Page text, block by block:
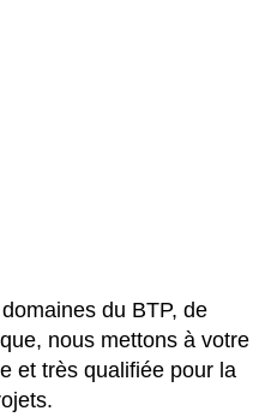
du BTP, de
nous mettons à votre
et très qualifiée pour la